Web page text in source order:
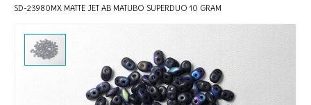
SD-23980MX MATTE JET AB MATUBO SUPERDUO 10 GRAM